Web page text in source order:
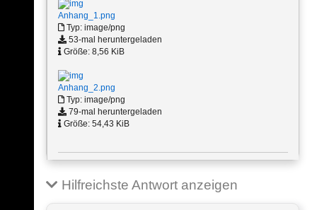
Anhang_1.png
Typ: image/png
53-mal heruntergeladen
Größe: 8,56 KiB
Anhang_2.png
Typ: image/png
79-mal heruntergeladen
Größe: 54,43 KiB
Hilfreichste Antwort anzeigen